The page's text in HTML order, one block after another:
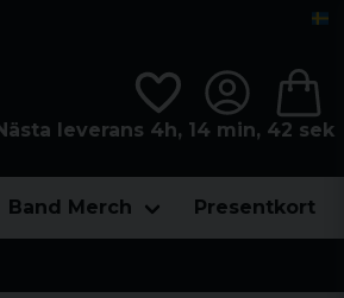
leverans 4h, 14 min, 41 sek
Band Merch Presentkort